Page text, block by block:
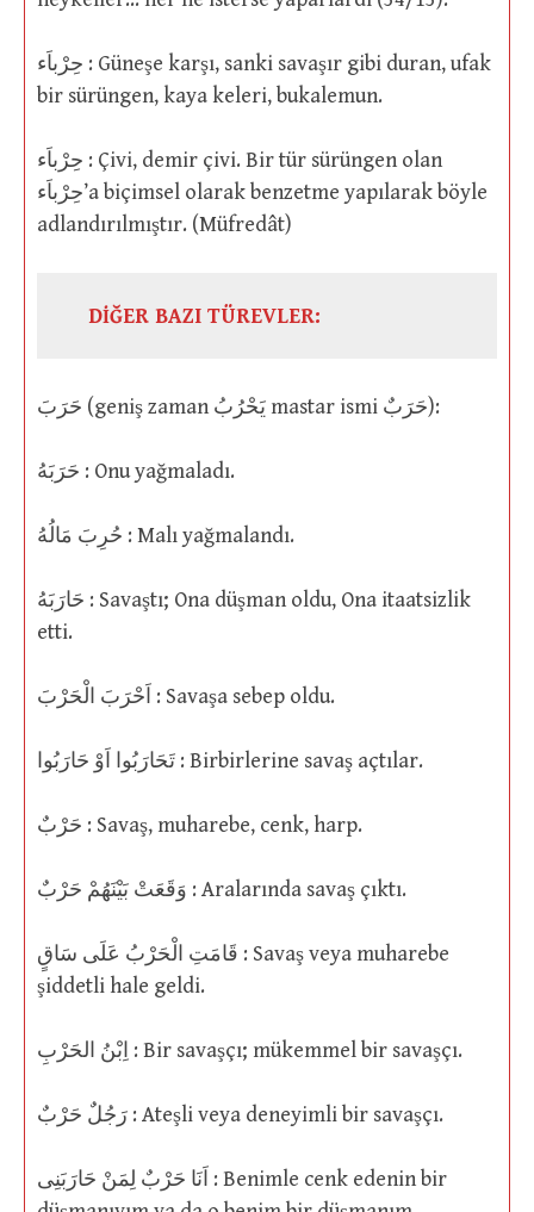
حِرْباَء : Güneşe karşı, sanki savaşır gibi duran, ufak
bir sürüngen, kaya keleri, bukalemun.
حِرْباَء : Çivi, demir çivi. Bir tür sürüngen olan
حِرْباَء’a biçimsel olarak benzetme yapılarak böyle
adlandırılmıştır. (Müfredât)
DİĞER BAZI TÜREVLER:
حَرَبَ (geniş zaman يَحْرُبُ mastar ismi حَرَبٌ):
حَرَبَهُ : Onu yağmaladı.
حُرِبَ مَالُهُ : Malı yağmalandı.
حَارَبَهُ : Savaştı; Ona düşman oldu, Ona itaatsizlik
etti.
اَحْرَبَ الْحَرْبَ : Savaşa sebep oldu.
تَحَارَبُوا اَوْ حَارَبُوا : Birbirlerine savaş açtılar.
حَرْبٌ : Savaş, muharebe, cenk, harp.
وَقَعَتْ بَيْنَهُمْ حَرْبٌ : Aralarında savaş çıktı.
قَامَتِ الْحَرْبُ عَلَى سَاقٍ : Savaş veya muharebe
şiddetli hale geldi.
اِبْنُ الحَرْبِ : Bir savaşçı; mükemmel bir savaşçı.
رَجُلٌ حَرْبٌ : Ateşli veya deneyimli bir savaşçı.
اَنَا حَرْبٌ لِمَنْ حَارَبَنِى : Benimle cenk edenin bir